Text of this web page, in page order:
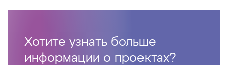
Хотите узнать больше
информации о проектах?